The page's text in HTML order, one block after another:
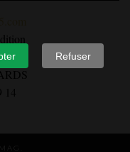
Refuser
14